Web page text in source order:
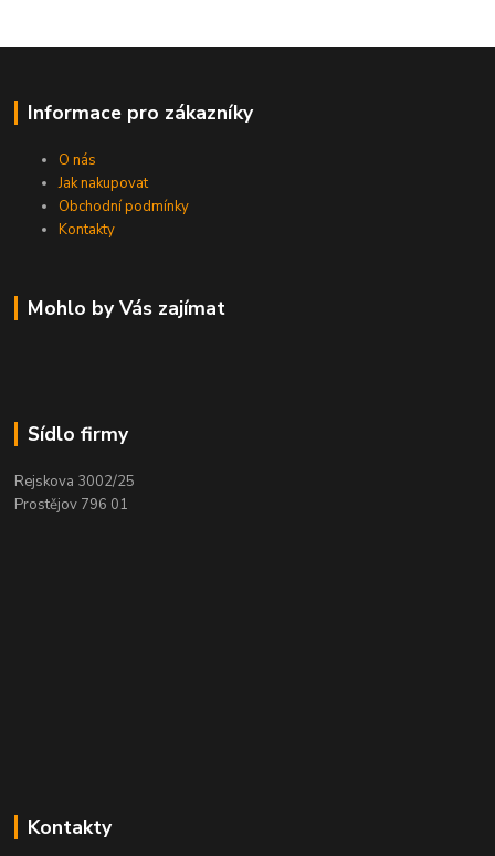
Informace pro zákazníky
O nás
Jak nakupovat
Obchodní podmínky
Kontakty
Mohlo by Vás zajímat
Sídlo firmy
Rejskova 3002/25
Prostějov 796 01
Kontakty